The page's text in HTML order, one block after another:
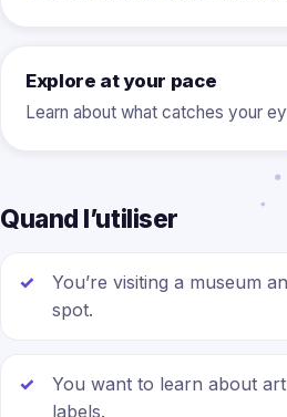
Explore at your pace
Learn about what catches your
Quand l’utiliser
You’re visiting a museum
spot.
You want to learn about
labels.